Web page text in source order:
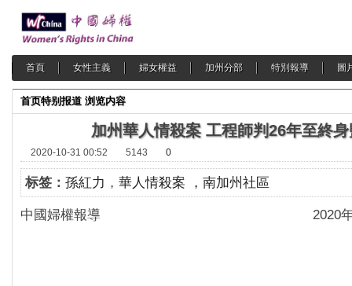
首頁 女性主義 婦女權益 加州分部 特別報導 圖
首页特别报道 浏览内容
加州華人情殺案 工程師判26年至終
2020-10-31 00:52 5143 0
标签： 孫紅力 ， 華人情殺案 ，南加州社區
中國婦權報導 2020年10